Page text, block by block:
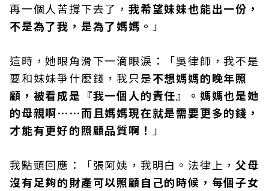
再一個人苦撐下去了，我希望妹妹也能出一份，
不是為了我，是為了媽媽。 」
這時，她眼角滑下一滴眼淚：「吳律師，我不是
要和妹妹爭什麼錢，我只是不想媽媽的晚年照
顧，被看成是『我一個人的責任』。媽媽也是她
的母親啊……而且媽媽現在就是需要更多的錢，
才能有更好的照顧品質啊！ 」
我點頭回應：「張阿姨，我明白。法律上， 父母
沒有足夠的財產可以照顧自己的時候，每個子女